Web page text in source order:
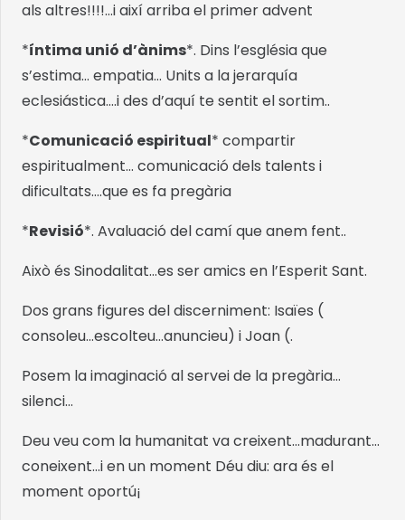
als altres!!!!…i així arriba el primer advent
*íntima unió d’ànims*. Dins l’església que
s’estima… empatia… Units a la jerarquía
eclesiástica….i des d’aquí te sentit el sortim..
*Comunicació espiritual* compartir
espiritualment… comunicació dels talents i
dificultats….que es fa pregària
*Revisió*. Avaluació del camí que anem fent..
Això és Sinodalitat…es ser amics en l’Esperit Sant.
Dos grans figures del discerniment: Isaïes (
consoleu…escolteu…anuncieu) i Joan (.
Posem la imaginació al servei de la pregària…
silenci…
Deu veu com la humanitat va creixent…madurant…
coneixent…i en un moment Déu diu: ara és el
moment oportú¡